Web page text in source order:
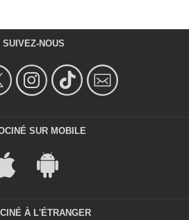
SUIVEZ-NOUS
SUR MOBILE
À L'ÉTRANGER